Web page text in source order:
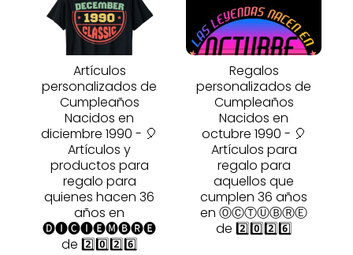
Artículos
personalizados de
Cumpleaños
Nacidos en
diciembre 1990 - 🎈
Artículos y
productos para
regalo para
quienes hacen 36
años en
🅓🅘🅒🅘🅔🅜🅑🅡🅔
de 2️⃣0️⃣2️⃣6️⃣
Regalos
personalizados de
Cumpleaños
Nacidos en
octubre 1990 - 🎈
Artículos para
regalo para
aquellos que
cumplen 36 años
en ⓄⒸⓉⓊⒷⓇⒺ
de 2️⃣0️⃣2️⃣6️⃣